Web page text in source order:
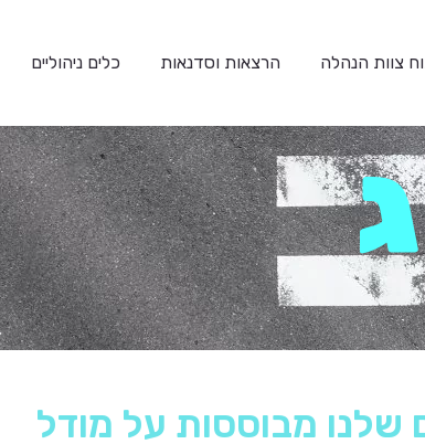
צוות הנהלה הרצאות וסדנאות כלים ניהוליים
שלנו מבוססות על מודל